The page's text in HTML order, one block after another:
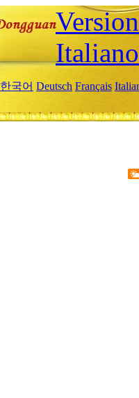
Italiano
한국어 Deutsch Français